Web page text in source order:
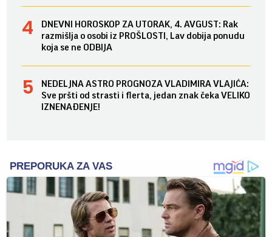
DNEVNI HOROSKOP ZA UTORAK, 4. AVGUST: Rak
razmišlja o osobi iz PROŠLOSTI, Lav dobija ponudu
koja se ne ODBIJA
NEDELJNA ASTRO PROGNOZA VLADIMIRA VLAJIĆA:
Sve pršti od strasti i flerta, jedan znak čeka VELIKO
IZNENAĐENJE!